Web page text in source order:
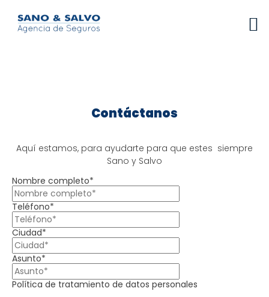
Contáctanos
Aquí estamos, para ayudarte para que estes siempre
Sano y Salvo
Nombre completo*
Teléfono*
Ciudad*
Asunto*
Política de tratamiento de datos personales